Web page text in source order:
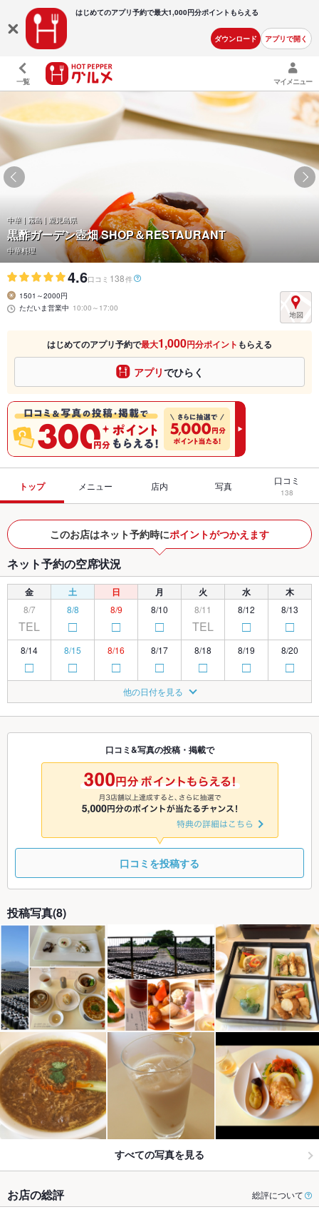
はじめてのアプリ予約で最大1,000円分ポイントもらえる
ダウンロード アプリで開く
一覧 マイメニュー
中華 | 霧島 | 鹿児島県
黒酢ガーデン壺畑 SHOP＆RESTAURANT
中華料理
4.6口コミ 138件
1501～2000円
ただいま営業中 10:00～17:00
はじめてのアプリ予約で最大1,000円分ポイント もらえる
アプリでひらく
トップ メニュー 店内 写真 口コミ
138
このお店はネット予約時にポイントがつかえます
ネット予約の空席状況
金 土 日 月 火 水 木
8/7
TEL
8/8
□
8/9
□
8/10
□
8/11
TEL
8/12
□
8/13
□
8/14
□
8/15
□
8/16
□
8/17
□
8/18
□
8/19
□
8/20
□
□ □
8/23
□
8/24
□
8/25
□ □ □
8/28 8/29 8/30
□
8/31
□
9/1
□
9/2 9/3
9/6
□ □ □
他の日付を見る
口コミ&写真の投稿・掲載で
口コミを投稿する
投稿写真(8)
すべての写真を見る
お店の総評 総評について